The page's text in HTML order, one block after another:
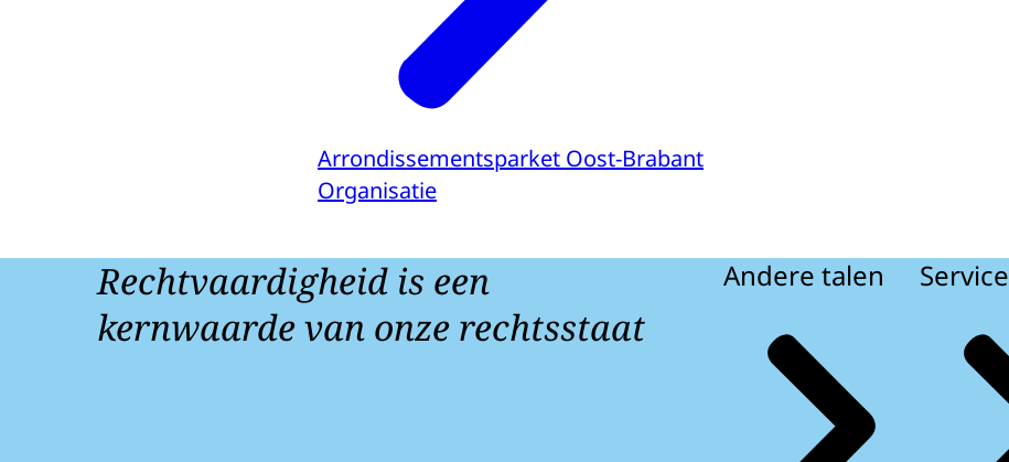
Arrondissementsparket Oost-Brabant
Organisatie
Rechtvaardigheid is een
kernwaarde van onze rechtsstaat
Andere talen Service